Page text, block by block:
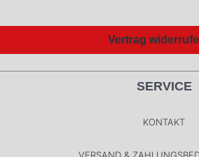
Vertrag
SERVICE
KONTAKT